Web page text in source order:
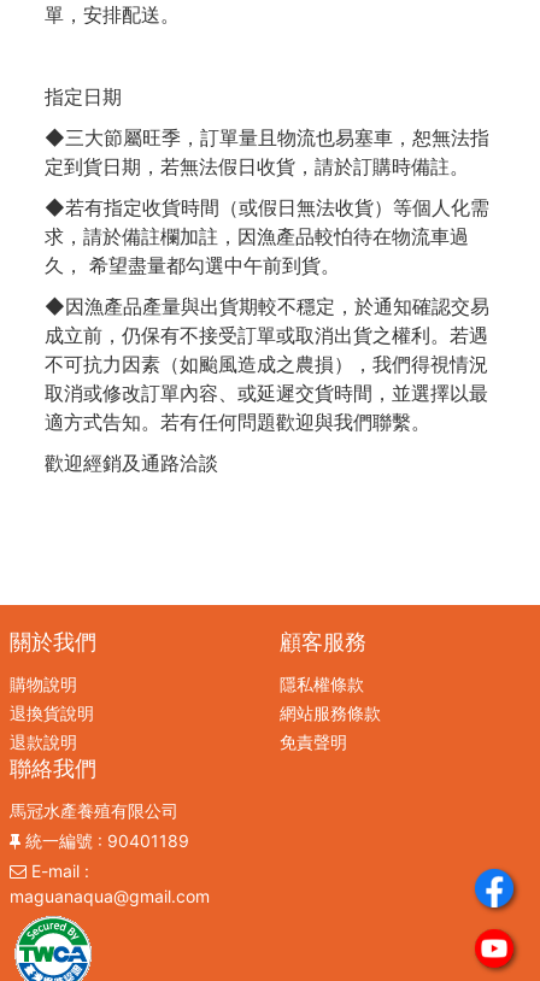
單，安排配送。
指定日期
◆三大節屬旺季，訂單量且物流也易塞車，恕無法指
定到貨日期，若無法假日收貨，請於訂購時備註。
◆若有指定收貨時間（或假日無法收貨）等個人化需
求，請於備註欄加註，因漁產品較怕待在物流車過
久， 希望盡量都勾選中午前到貨。
◆因漁產品產量與出貨期較不穩定，於通知確認交易
成立前，仍保有不接受訂單或取消出貨之權利。若遇
不可抗力因素（如颱風造成之農損），我們得視情況
取消或修改訂單內容、或延遲交貨時間，並選擇以最
適方式告知。若有任何問題歡迎與我們聯繫。
歡迎經銷及通路洽談
關於我們
購物說明
退換貨說明
退款說明
顧客服務
隱私權條款
網站服務條款
免責聲明
聯絡我們
馬冠水產養殖有限公司
統一編號 : 90401189
E-mail:
maguanaqua@gmail.com